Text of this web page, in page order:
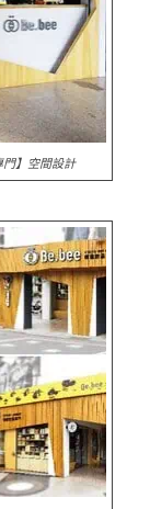
門】空間設計